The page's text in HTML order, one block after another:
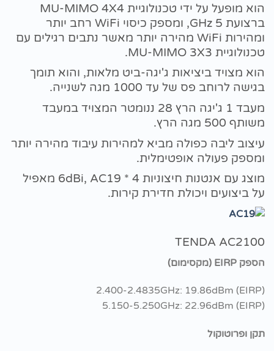
הוא מופעל על ידי טכנולוגיית MU-MIMO 4X4
ברצועת 5 GHz, ומספק כיסוי WiFi רחב יותר
ומהירות WiFi מהירה יותר מאשר נתבים רגילים עם
טכנולוגיית MU-MIMO 3X3.
הוא מצויד ביציאות ג'יגה-ביט מלאות, והוא תומך
בגישה לרוחב פס של עד 1000 מגה לשנייה.
מעבד 1 ג'יגה הרץ 28 ננומטר המצויד במעבד
משותף 500 מגה הרץ.
עיצוב ליבה כפולה מביא למהירות עיבוד מהירה יותר
ומספק פעולה אופטימלית.
מוצג עם אנטנות חיצוניות 4 * 6dBi, AC19 מאפיל
על ביצועים ויכולת חדירת קירות.
TENDA AC2100
הספק EIRP (מקסימום)
2.400-2.4835GHz: 19.86dBm (EIRP)
5.150-5.250GHz: 22.96dBm (EIRP)
תקן ופרוטוקול